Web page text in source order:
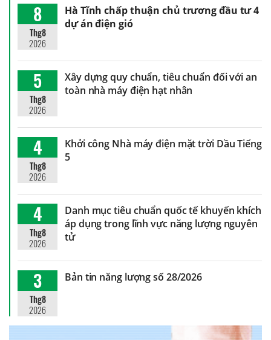
8
Thg8
2026
Hà Tĩnh chấp thuận chủ trương đầu tư 4
dự án điện gió
5
Thg8
2026
Xây dựng quy chuẩn, tiêu chuẩn đối với an
toàn nhà máy điện hạt nhân
4
Thg8
2026
Khởi công Nhà máy điện mặt trời Dầu Tiếng
5
4
Thg8
2026
Danh mục tiêu chuẩn quốc tế khuyến khích
áp dụng trong lĩnh vực năng lượng nguyên
tử
3
Thg8
2026
Bản tin năng lượng số 28/2026